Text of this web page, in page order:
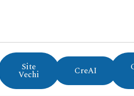
Site
Vechi CreAI